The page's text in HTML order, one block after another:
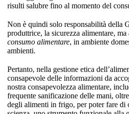
risulti salubre fino al momento del
Non è quindi solo responsabilità della
produttrice, la sicurezza alimentare,
consumo alimentare, in ambiente
ambienti.
Pertanto, nella gestione etica
consapevole delle informazioni da
nostra consapevolezza alimentare,
frequente sanificazione delle mani,
degli alimenti in frigo, per poter fare di